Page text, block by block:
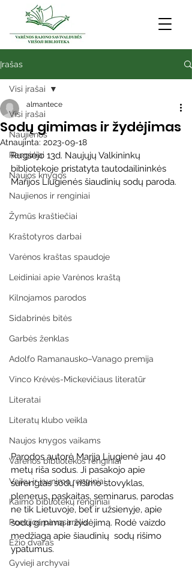
Įrašas
Visi įrašai
Naujienos
Renginiai
Naujos knygos
Naujienos ir renginiai
Žymūs kraštiečiai
Kraštotyros darbai
Varėnos kraštas spaudoje
Leidiniai apie Varėnos kraštą
Kilnojamos parodos
Sidabrinės bitės
Garbės ženklas
Adolfo Ramanausko–Vanago premija
Vinco Krėvės-Mickevičiaus literatūr
Literatai
Literatų klubo veikla
Naujos knygos vaikams
Varėnos bibliotekos renginiai
Vaikų ir jaunimo renginiai
Kaimo bibliotekų renginiai
Poezijos pavasarėlis
Ežio dvaras
Gyvieji archyvai
Visi įrašai
Sodų gimimas ir žydėjimas
almantece
Atnaujinta: 2023-09-18
Rugsėjo 13d. Naujųjų Valkininkų
bibliotekoje pristatyta tautodailininkės
Marijos Liugienės šiaudinių sodų paroda.
Parodos autorė Marija Liugienė jau 40
metų riša sodus. Ji pasakojo apie
surengtas sodų rišimo stovyklas,
plenerus, paskaitas, seminarus, parodas
ne tik Lietuvoje, bet ir užsienyje, apie
sodų gimimą ir žydėjimą. Rodė vaizdo
medžiagą apie šiaudinių  sodų rišimo
ypatumus.